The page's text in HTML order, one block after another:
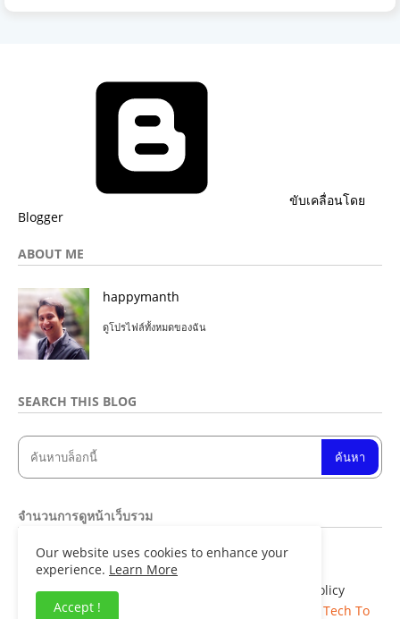
ขับเคลื่อนโดย
Blogger
ABOUT ME
happymanth
ดูโปรไฟล์ทั้งหมดของฉัน
SEARCH THIS BLOG
จำนวนการดูหน้าเว็บรวม
def ned
Home
About
Privacy Policy
Copyright ©
Tech To
Our website uses cookies to enhance your
experience. Learn More
Accept !